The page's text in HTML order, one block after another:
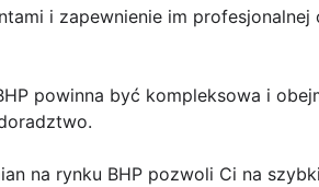
i zapewnienie im profesjonalnej
powinna być kompleksowa i
na rynku BHP pozwoli Ci na